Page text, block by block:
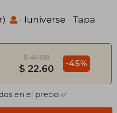
· Iuniverse · Tapa
$ 41.08
$ 22.60 -45%
en el precio ✅